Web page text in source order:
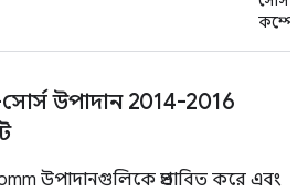
উপাদান 2014-2016
উপাদানগুলিকে প্রভাবিত করে এবং